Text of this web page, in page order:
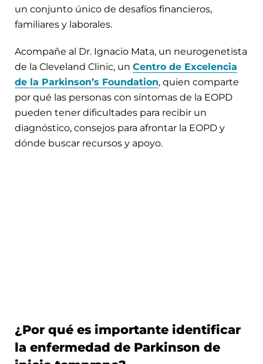
un conjunto único de desafíos financieros,
familiares y laborales.
Acompañe al Dr. Ignacio Mata, un neurogenetista
de la Cleveland Clinic, un Centro de Excelencia
de la Parkinson’s Foundation, quien comparte
por qué las personas con síntomas de la EOPD
pueden tener dificultades para recibir un
diagnóstico, consejos para afrontar la EOPD y
dónde buscar recursos y apoyo.
¿Por qué es importante identificar
la enfermedad de Parkinson de